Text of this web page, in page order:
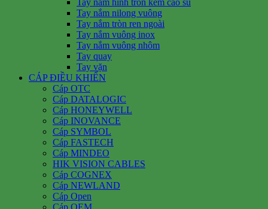
Tay nắm nilong vuông
Tay nắm tròn ren ngoài
Tay nắm vuông inox
Tay nắm vuông nhôm
Tay quay
Tay vặn
CÁP ĐIỀU KHIỂN
Cáp OTC
Cáp DATALOGIC
Cáp HONEYWELL
Cáp INOVANCE
Cáp SYMBOL
Cáp FASTECH
Cáp MINDEO
HIK VISION CABLES
Cáp COGNEX
Cáp NEWLAND
Cáp Open
Cáp OEM